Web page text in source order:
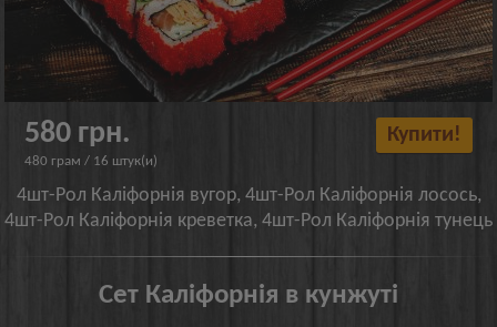
580 грн.
480 грам / 16 штук(и)
Купити!
4шт-Рол Каліфорнія вугор, 4шт-Рол Каліфорнія лосось,
4шт-Рол Каліфорнія креветка, 4шт-Рол Каліфорнія тунець
Сет Каліфорнія в кунжуті